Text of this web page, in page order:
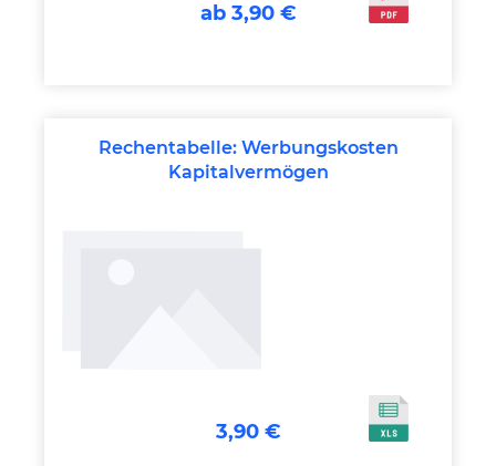
ab 3,90 €
Rechentabelle: Werbungskosten
Kapitalvermögen
3,90 €